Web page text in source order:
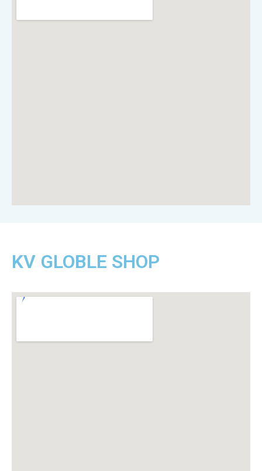
KV GLOBLE SHOP